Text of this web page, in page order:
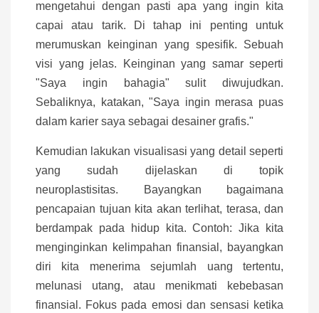
mengetahui dengan pasti apa yang ingin kita
capai atau tarik. Di tahap ini penting untuk
merumuskan keinginan yang spesifik. Sebuah
visi yang jelas. Keinginan yang samar seperti
"Saya ingin bahagia" sulit diwujudkan.
Sebaliknya, katakan, "Saya ingin merasa puas
dalam karier saya sebagai desainer grafis."
Kemudian lakukan visualisasi yang detail seperti
yang sudah dijelaskan di topik
neuroplastisitas. Bayangkan bagaimana
pencapaian tujuan kita akan terlihat, terasa, dan
berdampak pada hidup kita. Contoh: Jika kita
menginginkan kelimpahan finansial, bayangkan
diri kita menerima sejumlah uang tertentu,
melunasi utang, atau menikmati kebebasan
finansial. Fokus pada emosi dan sensasi ketika